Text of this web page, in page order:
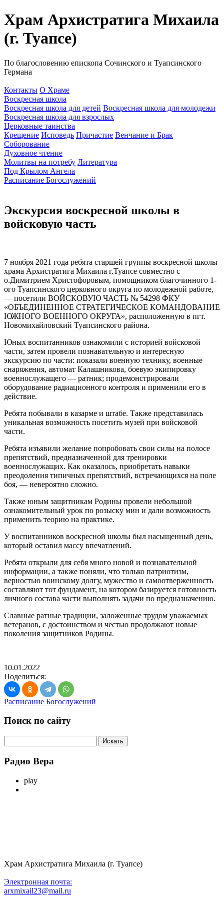
Храм Архистратига Михаила
(г. Туапсе)
По благословению епископа Сочинского и Туапсинского
Германа
Контакты О Храме
Воскресная школа
Воскресная школа для детей Воскресная школа для молодежи
Воскресная школа для взрослых
Церковные таинства
Крещение Исповедь Причастие Венчание и Брак
Соборование
Духовное чтение
Молитвы на потребу Литература
Под Крылом Ангела
Расписание Богослужений
Экскурсия воскресной школы в
войсковую часть
7 ноября 2021 года ребята старшей группы воскресной школы
храма Архистратига Михаила г.Туапсе совместно с
о.Димитрием Христофоровым, помощником благочинного 1-
ого Туапсинского церковного округа по молодежной работе,
— посетили ВОЙСКОВУЮ ЧАСТЬ № 54298 ФКУ
«ОБЪЕДИНЕННОЕ СТРАТЕГИЧЕСКОЕ КОМАНДОВАНИЕ
ЮЖНОГО ВОЕННОГО ОКРУГА», расположенную в пгт.
Новомихайловский Туапсинского района.
Юных воспитанников ознакомили с историей войсковой
части, затем провели познавательную и интересную
экскурсию по части: показали военную технику, военные
снаряжения, автомат Калашникова, боевую экипировку
военнослужащего — ратник; продемонстрировали
оборудование радиационного контроля и применили его в
действие.
Ребята побывали в казарме и штабе. Также представилась
уникальная возможность посетить музей при войсковой
части.
Ребята изъявили желание попробовать свои силы на полосе
препятствий, предназначенной для тренировки
военнослужащих. Как оказалось, приобретать навыки
преодоления типичных препятствий, встречающихся на поле
боя, — невероятно сложно.
Также юным защитникам Родины провели небольшой
ознакомительный урок по розыску мин и дали возможность
применить теорию на практике.
У воспитанников воскресной школы был насыщенный день,
который оставил массу впечатлений.
Ребята открыли для себя много новой и познавательной
информации, а также поняли, что только патриотизм,
верностью воинскому долгу, мужество и самоотверженность
составляют тот фундамент, на котором базируется готовность
личного состава части выполнять задачи по предназначению.
Славные ратные традиции, заложенные трудом уважаемых
ветеранов, с достоинством и честью продолжают новые
поколения защитников Родины.
10.01.2022
Поделиться:
Расписание Богослужений
Поиск по сайту
Радио Вера
play
Храм Архистратига Михаила (г. Туапсе)
Электронная почта:
arxmixail23@mail.ru